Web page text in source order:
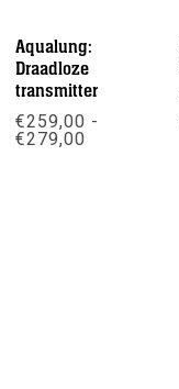
Aqualung:
Draadloze
transmitter
€259,00 -
€279,00